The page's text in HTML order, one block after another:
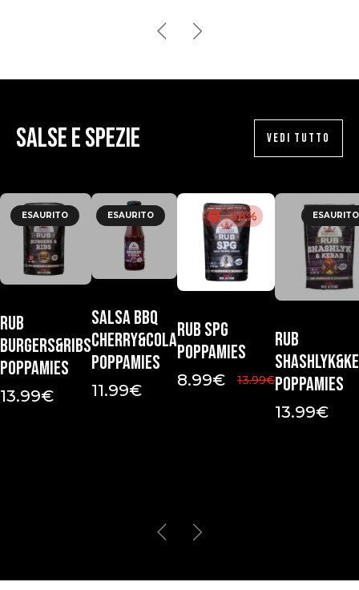
Salse e Spezie VEDI TUTTO
ESAURITO
Rub
Burgers&Ribs
Poppamies
13.99€
ESAURITO
Salsa Bbq
Cherry&Cola
Poppamies
11.99€
-36%
Rub Spg
Poppamies
13.99€
8.99€
ESAURITO
Rub
Poppamies
13.99€